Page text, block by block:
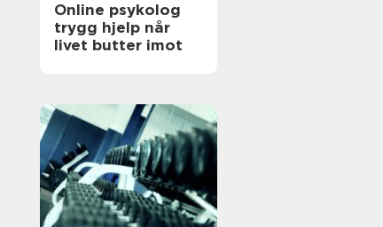
Online psykolog
trygg hjelp når
livet butter imot